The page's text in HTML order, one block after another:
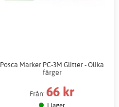
Posca Marker PC-3M Glitter - Olika
färger
Från: 66 kr
I lager